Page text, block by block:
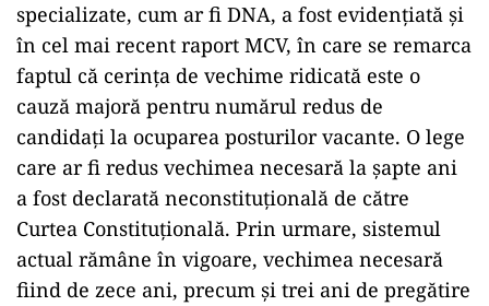
specializate, cum ar fi DNA, a fost evidențiată și
în cel mai recent raport MCV, în care se remarca
faptul că cerința de vechime ridicată este o
cauză majoră pentru numărul redus de
candidați la ocuparea posturilor vacante. O lege
care ar fi redus vechimea necesară la șapte ani
a fost declarată neconstituțională de către
Curtea Constituțională. Prin urmare, sistemul
actual rămâne în vigoare, vechimea necesară
fiind de zece ani, precum și trei ani de pregătire